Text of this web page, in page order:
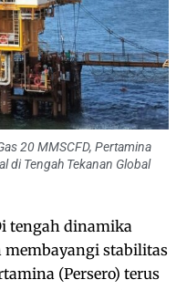
20 MMSCFD, Pertamina
di Tengah Tekanan Global
tengah dinamika
stabilitas
(Persero) terus